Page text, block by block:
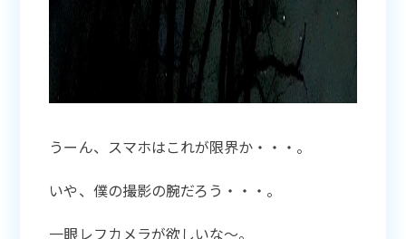
うーん、スマホはこれが限界か・・・。
いや、僕の撮影の腕だろう・・・。
一眼レフカメラが欲しいな〜。